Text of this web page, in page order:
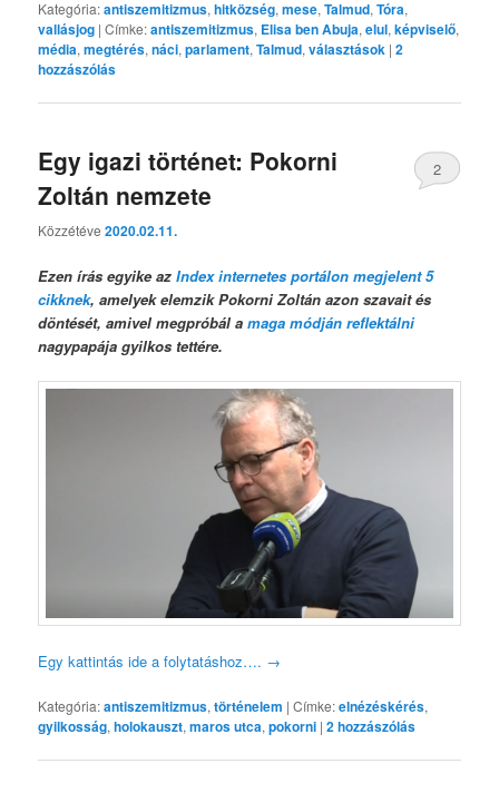
Kategória:antiszemitizmus,hitközség,mese,Talmud,Tóra,
vallásjog |Címke:antiszemitizmus, Elisa ben Abuja,elul,képviselő,
média,megtérés,náci,parlament,Talmud,választások |2
hozzászólás
Egy igazi történet: Pokorni
Zoltán nemzete
Közzétéve2020.02.11.
2
Ezen írás egyike azIndex internetes portálon megjelent 5
cikknek, amelyek elemzik Pokorni Zoltán azon szavait és
döntését, amivel megpróbál amaga módján reflektálni
nagypapája gyilkos tettére.
Egy kattintás ide a folytatáshoz…. →
Kategória:antiszemitizmus,történelem |Címke:elnézéskérés,
gyilkosság,holokauszt,maros utca,pokorni |2hozzászólás